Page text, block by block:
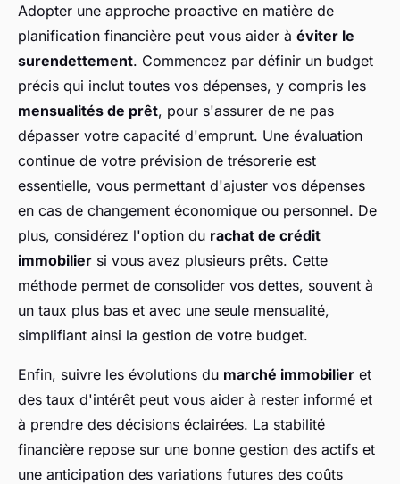
Adopter une approche proactive en matière de
planification financière peut vous aider à éviter le
surendettement. Commencez par définir un budget
précis qui inclut toutes vos dépenses, y compris les
mensualités de prêt, pour s'assurer de ne pas
dépasser votre capacité d'emprunt. Une évaluation
continue de votre prévision de trésorerie est
essentielle, vous permettant d'ajuster vos dépenses
en cas de changement économique ou personnel. De
plus, considérez l'option du rachat de crédit
immobilier si vous avez plusieurs prêts. Cette
méthode permet de consolider vos dettes, souvent à
un taux plus bas et avec une seule mensualité,
simplifiant ainsi la gestion de votre budget.
Enfin, suivre les évolutions du marché immobilier et
des taux d'intérêt peut vous aider à rester informé et
à prendre des décisions éclairées. La stabilité
financière repose sur une bonne gestion des actifs et
une anticipation des variations futures des coûts